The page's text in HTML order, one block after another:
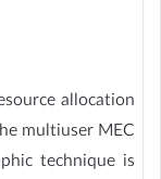
allocation
multiuser MEC
technique is